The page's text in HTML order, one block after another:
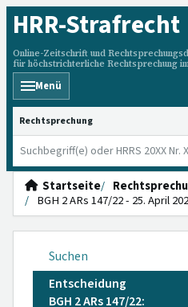
HRR-Strafrecht
Online-Zeitschrift und
für höchstrichterliche Rechtsprechung
Menü
HRRS durchsuchen
Startseite
BGH 2 ARs 147/22 - 25. April
Suchen
Entscheidung
BGH 2 ARs 147/22: